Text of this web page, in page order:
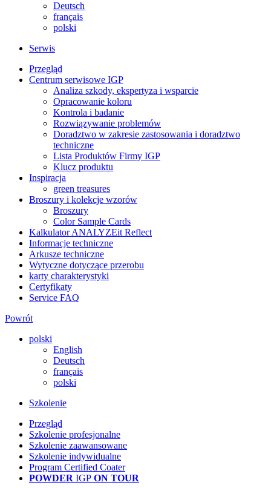
Deutsch
français
polski
Serwis
Przegląd
Centrum serwisowe IGP
Analiza szkody, ekspertyza i wsparcie
Opracowanie koloru
Kontrola i badanie
Rozwiązywanie problemów
Doradztwo w zakresie zastosowania i doradztwo
techniczne
Lista Produktów Firmy IGP
Klucz produktu
Inspiracja
green treasures
Broszury i kolekcje wzorów
Broszury
Color Sample Cards
Kalkulator ANALYZEit Reflect
Informacje techniczne
Arkusze techniczne
Wytyczne dotyczące przerobu
karty charakterystyki
Certyfikaty
Service FAQ
Powrót
polski
English
Deutsch
français
polski
Szkolenie
Przegląd
Szkolenie profesjonalne
Szkolenie zaawansowane
Szkolenie indywidualne
Program Certified Coater
POWDER IGP ON TOUR